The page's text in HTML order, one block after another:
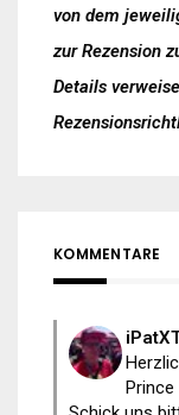
von dem
zur Rezension
Details
KOMMENTARE